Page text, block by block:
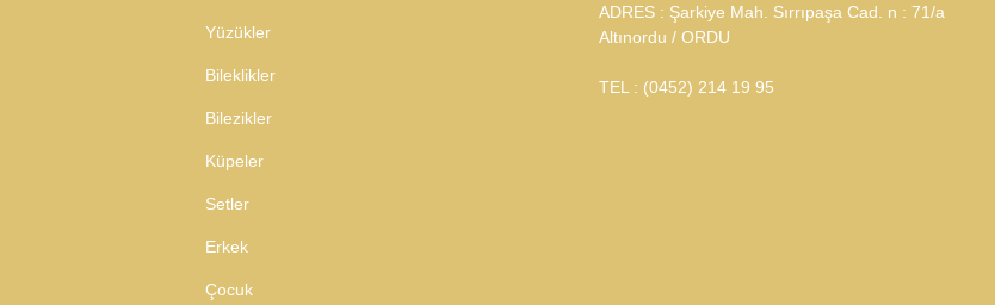
Yüzükler
Bileklikler
Bilezikler
Küpeler
Setler
Erkek
Çocuk
ADRES : Şarkiye Mah. Sırrıpaşa Cad. n : 71/a
Altınordu / ORDU
TEL : (0452) 214 19 95